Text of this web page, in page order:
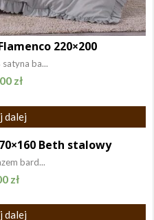
220×200
satyna ba...
zł
dalej
Beth stalowy
bard...
zł
dalej